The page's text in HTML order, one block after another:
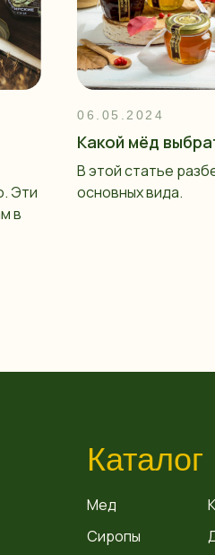
Эти
в
06.05.2024
Какой мёд
В этой статье
основных вида.
Каталог
Мед
Сиропы